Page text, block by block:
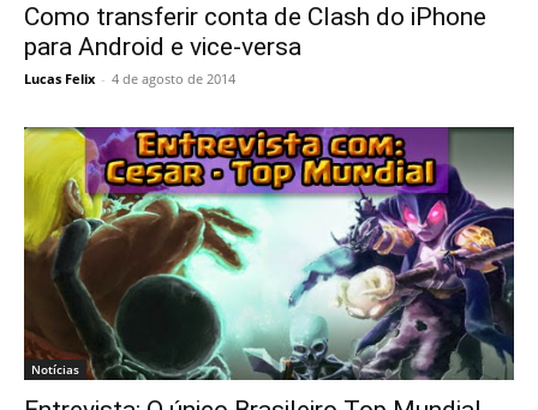
Como transferir conta de Clash do iPhone
para Android e vice-versa
Lucas Felix - 4 de agosto de 2014
Notícias